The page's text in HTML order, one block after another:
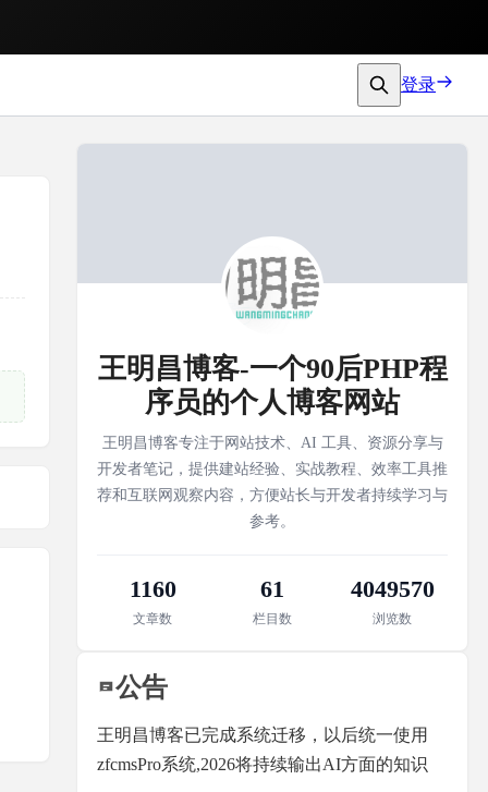
登录
王明昌博客-一个90后PHP程
序员的个人博客网站
王明昌博客专注于网站技术、AI 工具、资源分享与
开发者笔记，提供建站经验、实战教程、效率工具推
荐和互联网观察内容，方便站长与开发者持续学习与
参考。
1160
文章数
61
栏目数
4049570
浏览数
公告
王明昌博客已完成系统迁移，以后统一使用
zfcmsPro系统,2026将持续输出AI方面的知识